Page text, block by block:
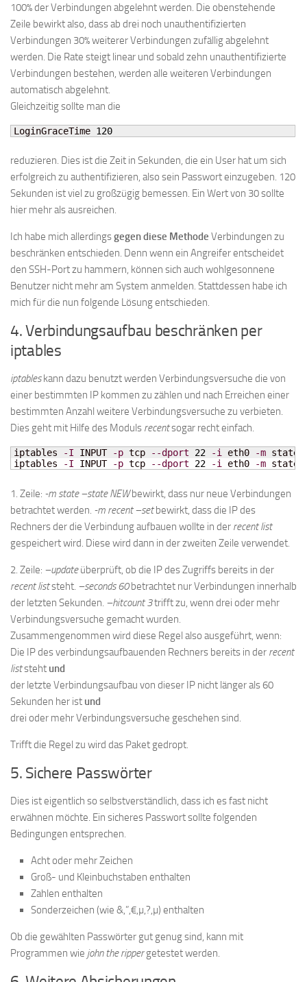
100% der Verbindungen abgelehnt werden. Die obenstehende
Zeile bewirkt also, dass ab drei noch unauthentifizierten
Verbindungen 30% weiterer Verbindungen zufällig abgelehnt
werden. Die Rate steigt linear und sobald zehn unauthentifizierte
Verbindungen bestehen, werden alle weiteren Verbindungen
automatisch abgelehnt.
Gleichzeitig sollte man die
LoginGraceTime 120
reduzieren. Dies ist die Zeit in Sekunden, die ein User hat um sich
erfolgreich zu authentifizieren, also sein Passwort einzugeben. 120
Sekunden ist viel zu großzügig bemessen. Ein Wert von 30 sollte
hier mehr als ausreichen.
Ich habe mich allerdingsgegen diese Methode Verbindungen zu
beschränken entschieden. Denn wenn ein Angreifer entscheidet
den SSH-Port zu hammern, können sich auch wohlgesonnene
Benutzer nicht mehr am System anmelden. Stattdessen habe ich
mich für die nun folgende Lösung entschieden.
4. Verbindungsaufbau beschränken per
iptables
iptableskann dazu benutzt werden Verbindungsversuche die von
einer bestimmten IP kommen zu zählen und nach Erreichen einer
bestimmten Anzahl weitere Verbindungsversuche zu verbieten.
Dies geht mit Hilfe des Moduls recentsogar recht einfach.
iptables -I INPUT -p tcp --dport 22 -i eth0 -m state
iptables
-I INPUT -p tcp --dport 22 -i eth0 -m state
1. Zeile: -m state –state NEWbewirkt, dass nur neue Verbindungen
betrachtet werden. -m recent –setbewirkt, dass die IP des
Rechners der die Verbindung aufbauen wollte in der recent list
gespeichert wird. Diese wird dann in der zweiten Zeile verwendet.
2. Zeile: –updateüberprüft, ob die IP des Zugriffs bereits in der
recent liststeht. –seconds 60betrachtet nur Verbindungen innerhalb
der letzten Sekunden. –hitcount 3trifft zu, wenn drei oder mehr
Verbindungsversuche gemacht wurden.
Zusammengenommen wird diese Regel also ausgeführt, wenn:
Die IP des verbindungsaufbauenden Rechners bereits in der recent
liststeht und
der letzte Verbindungsaufbau von dieser IP nicht länger als 60
Sekunden her ist und
drei oder mehr Verbindungsversuche geschehen sind.
Trifft die Regel zu wird das Paket gedropt.
5. Sichere Passwörter
Dies ist eigentlich so selbstverständlich, dass ich es fast nicht
erwähnen möchte. Ein sicheres Passwort sollte folgenden
Bedingungen entsprechen.
Acht oder mehr Zeichen
Groß- und Kleinbuchstaben enthalten
Zahlen enthalten
Sonderzeichen (wie &,”,€,µ,?,µ) enthalten
Ob die gewählten Passwörter gut genug sind, kann mit
Programmen wie john the rippergetestet werden.